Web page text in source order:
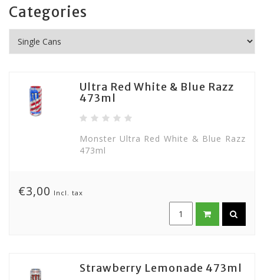
Categories
Ultra Red White & Blue Razz
473ml
Monster Ultra Red White & Blue Razz
473ml
€3,00 Incl. tax
Strawberry Lemonade 473ml